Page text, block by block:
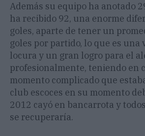
Además su equipo ha anotado
ha recibido 92, una enorme
goles, aparte de tener un
goles por partido, lo que es una
locura y un gran logro para el
profesionalmente, teniendo en
momento complicado que
club escoces en su momento
2012 cayó en bancarrota y
se recuperaría.